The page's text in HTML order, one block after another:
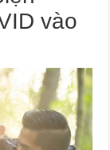
vào